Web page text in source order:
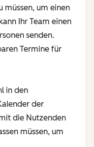
müssen, um einen
Ihr Team einen
senden.
Termine für
in den
der
die Nutzenden
müssen, um